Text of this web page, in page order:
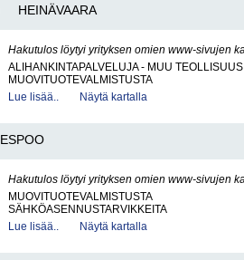
HEINÄVAARA
Hakutulos löytyi yrityksen omien www-sivujen
ALIHANKINTAPALVELUJA - MUU TEOLLISUUS
MUOVITUOTEVALMISTUSTA
Lue lisää..
Näytä kartalla
ESPOO
Hakutulos löytyi yrityksen omien www-sivujen
MUOVITUOTEVALMISTUSTA
SÄHKÖASENNUSTARVIKKEITA
Lue lisää..
Näytä kartalla